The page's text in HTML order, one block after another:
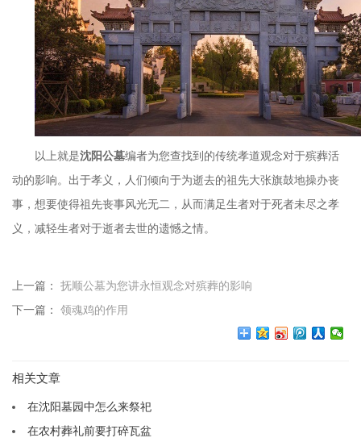
以上就是沈阳公墓编者为您查找到的传统孝道观念对于殡葬活
动的影响。出于孝义，人们倾向于为逝去的祖先大张旗鼓地操办丧
事，想要使得祖先丧事风光无二，从而满足生者对于死者未尽之孝
义，减轻生者对于逝者去世的遗憾之情。
上一篇： 抚顺公墓为您讲永恒观念对殡葬的影响
下一篇： 领魂鸡的作用
相关文章
在沈阳墓园中怎么来祭祀
在农村葬礼前要打碎瓦盆